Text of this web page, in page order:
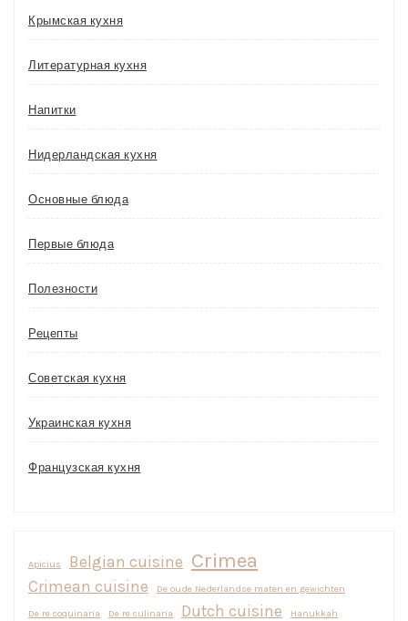
Крымская кухня
Литературная кухня
Напитки
Нидерландская кухня
Основные блюда
Первые блюда
Полезности
Рецепты
Советская кухня
Украинская кухня
Французская кухня
Apicius Belgian cuisine Crimea
Crimean cuisine De oude Nederlandse maten en gewichten
De re coquinaria De re culinaria Dutch cuisine Hanukkah